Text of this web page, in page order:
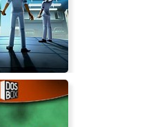
Resort